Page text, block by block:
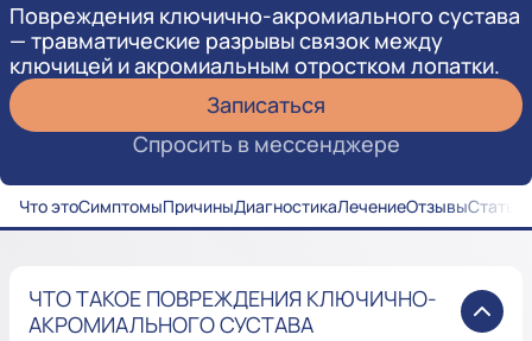
Повреждения ключично-акромиального сустава
— травматические разрывы связок между
ключицей и акромиальным отростком лопатки.
Записаться
Спросить в мессенджере
Что этоСимптомыПричиныДиагностикаЛечениеОтзывыСтатьи
ЧТО ТАКОЕ ПОВРЕЖДЕНИЯ КЛЮЧИЧНО-
АКРОМИАЛЬНОГО СУСТАВА